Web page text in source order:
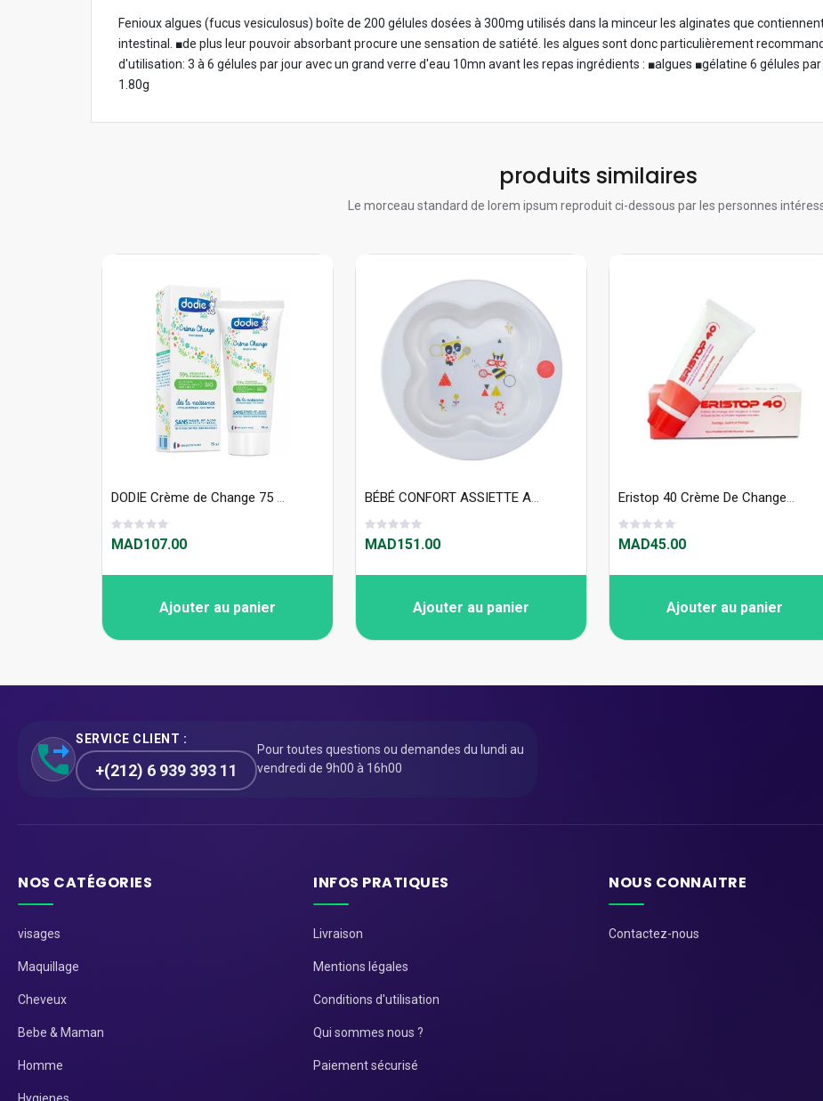
Fenioux algues (fucus vesiculosus) boîte de 200 gélules dosées à 300mg utilisés dans la minceur les alginates que
intestinal. ■de plus leur pouvoir absorbant procure une sensation de satiété. les algues sont donc particulièrement
d'utilisation: 3 à 6 gélules par jour avec un grand verre d'eau 10mn avant les repas ingrédients : ■algues ■gélatine 6 gélules
1.80g
produits similaires
Le morceau standard de lorem ipsum reproduit ci-dessous par les personnes
DODIE Crème de Change 75 ml
MAD107.00
Ajouter au panier
BÉBÉ CONFORT ASSIETTE APPRENTI COUVERCLE SPORT +9M 2099
MAD151.00
Ajouter au panier
Eristop 40 Crème De Change 65 Gr
MAD45.00
Ajouter au panier
SERVICE CLIENT :
+(212) 6 939 393 11
Pour toutes questions ou demandes du lundi au
vendredi de 9h00 à 16h00
NOS CATÉGORIES
visages
Maquillage
Cheveux
Bebe & Maman
Homme
INFOS PRATIQUES
Livraison
Mentions légales
Conditions d'utilisation
Qui sommes nous ?
Paiement sécurisé
NOUS CONNAITRE
Contactez-nous